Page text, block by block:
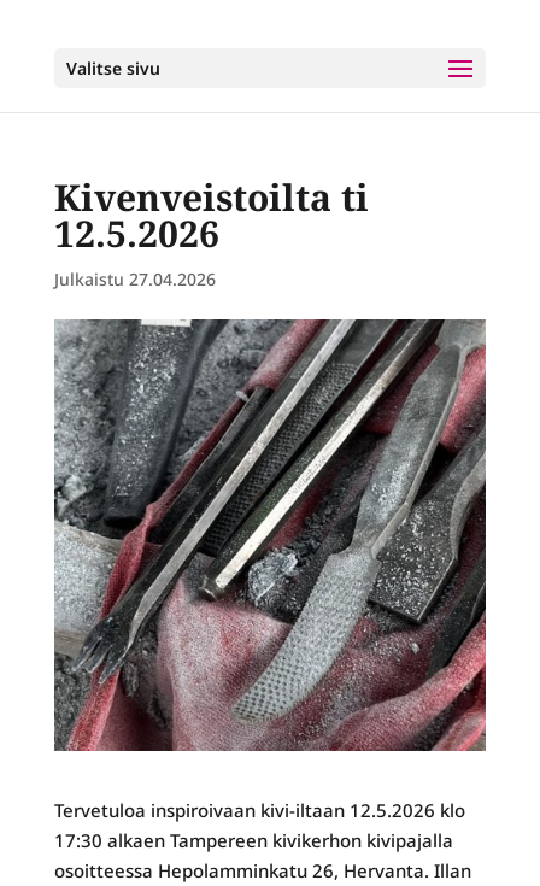
Valitse sivu
Kivenveistoilta ti
12.5.2026
27.04.2026
Tervetuloa inspiroivaan kivi-iltaan 12.5.2026 klo
17:30 alkaen Tampereen kivikerhon kivipajalla
osoitteessa Hepolamminkatu 26, Hervanta. Illan